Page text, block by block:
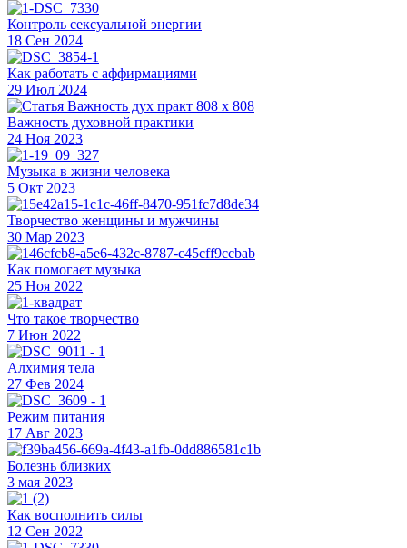
Контроль сексуальной энергии
18 Сен 2024
Как работать с аффирмациями
29 Июл 2024
Важность духовной практики
24 Ноя 2023
Музыка в жизни человека
5 Окт 2023
Творчество женщины и мужчины
30 Мар 2023
Как помогает музыка
25 Ноя 2022
Что такое творчество
7 Июн 2022
Алхимия тела
27 Фев 2024
Режим питания
17 Авг 2023
Болезнь близких
3 мая 2023
Как восполнить силы
12 Сен 2022